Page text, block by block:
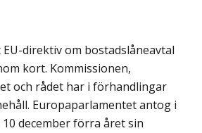
direktiv om bostadslåneavtal
kort. Kommissionen,
och rådet har i förhandlingar
Europaparlamentet antog i
december förra året sin